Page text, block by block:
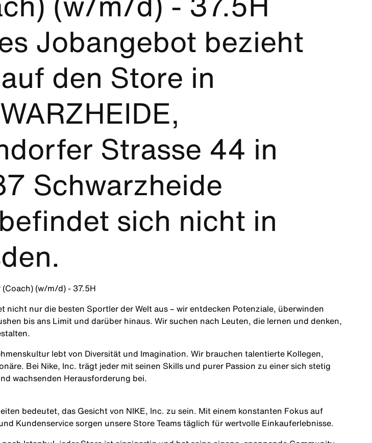
Jobangebot bezieht
den Store in
Strasse 44 in
Schwarzheide
sich nicht in
(w/m/d) - 37.5H
nicht nur die besten Sportler der Welt aus – wir entdecken Potenziale, überwinden
bis ans Limit und darüber hinaus. Wir suchen nach Leuten, die lernen und denken,
lebt von Diversität und Imagination. Wir brauchen talentierte Kollegen,
Bei Nike, Inc. trägt jeder mit seinen Skills und purer Passion zu einer sich stetig
wachsenden Herausforderung bei.
bedeutet, das Gesicht von NIKE, Inc. zu sein. Mit einem konstanten Fokus auf
Kundenservice sorgen unsere Store Teams täglich für wertvolle Einkauferlebnisse.